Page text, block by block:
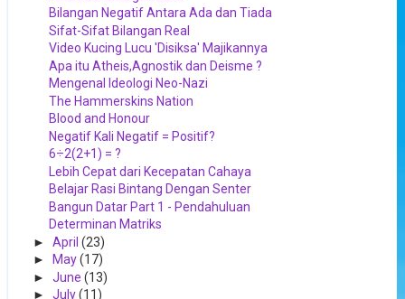
Bilangan Negatif Antara Ada dan Tiada
Sifat-Sifat Bilangan Real
Video Kucing Lucu 'Disiksa' Majikannya
Apa itu Atheis,Agnostik dan Deisme ?
Mengenal Ideologi Neo-Nazi
The Hammerskins Nation
Blood and Honour
Negatif Kali Negatif = Positif?
6÷2(2+1) = ?
Lebih Cepat dari Kecepatan Cahaya
Belajar Rasi Bintang Dengan Senter
Bangun Datar Part 1 - Pendahuluan
Determinan Matriks
► April (23)
►
May(17)
► June (13)
► July(11)